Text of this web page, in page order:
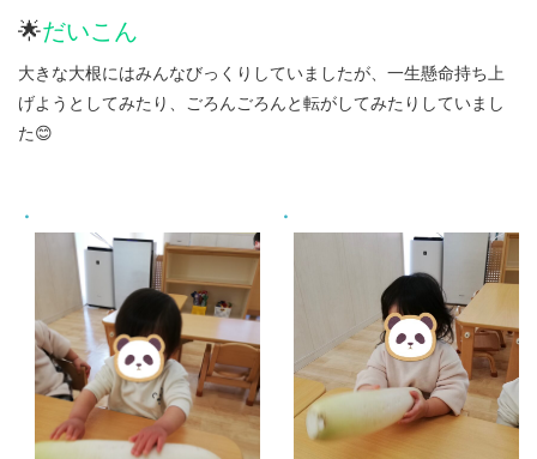
🌟だいこん
大きな大根にはみんなびっくりしていましたが、一生懸命持ち上
げようとしてみたり、ごろんごろんと転がしてみたりしていまし
た😊